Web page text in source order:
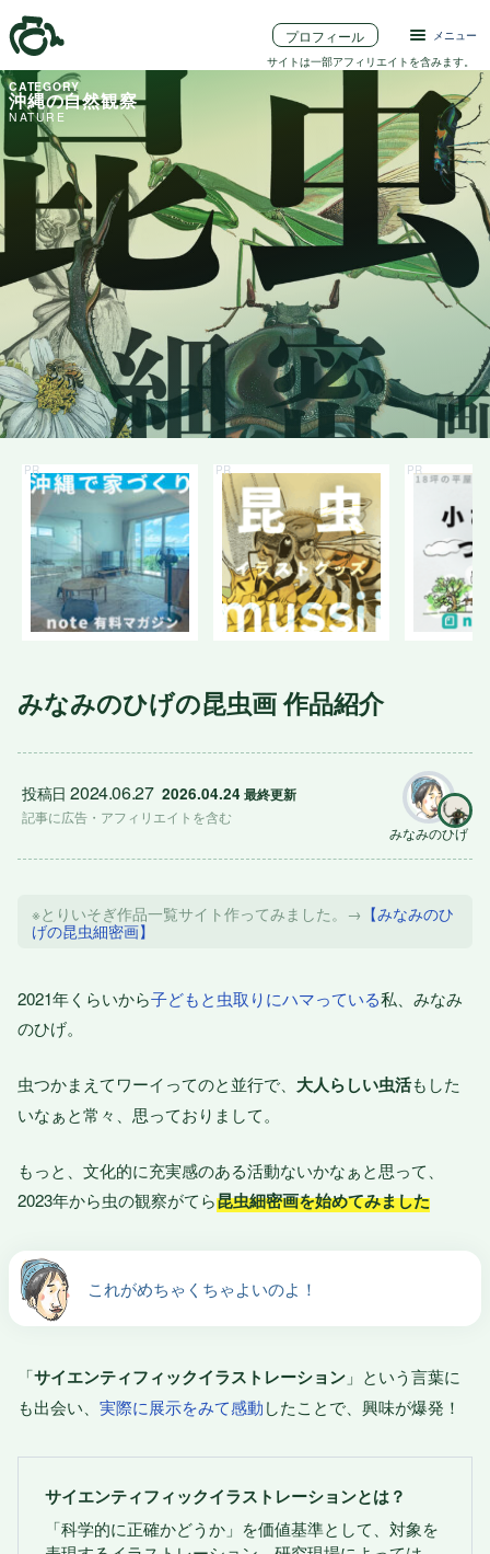
プロフィール
メニュー
サイトは一部アフィリエイトを含みます。
沖縄の自然観察
NATURE
みなみのひげの昆虫画 作品紹介
投稿日2024.06.27 2026.04.24 最終更新
記事に広告 ・アフィリエイトを含む
みなみのひげ
※とりいそぎ作品一覧サイト作ってみました。→ 【みなみのひ
げの昆虫細密画】
2021年くらいから子どもと虫取りにハマっている私、みなみ
のひげ。
虫つかまえてワーイってのと並行で、 大人らしい虫活もした
いなぁと常々、思っておりまして。
もっと、文化的に充実感のある活動ないかなぁと思って、
2023年から虫の観察がてら昆虫細密画を始めてみました
これがめちゃくちゃよいのよ！
「サイエンティフィックイラストレーション 」という言葉に
も出会い、 実際に展示をみて感動したことで、興味が爆発！
サイエンティフィックイラストレーションとは？
「科学的に正確かどうか」を価値基準として、対象を